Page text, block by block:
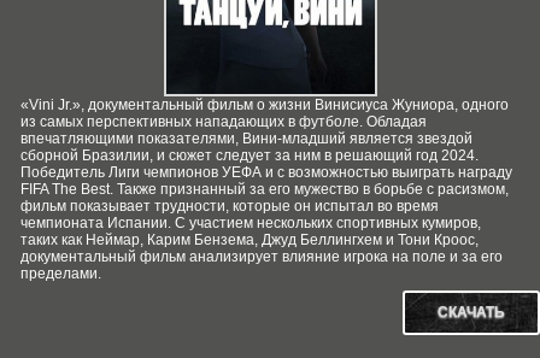
«Vini Jr.», документальный фильм о жизни Винисиуса Жуниора, одного
из самых перспективных нападающих в футболе. Обладая
впечатляющими показателями, Вини-младший является звездой
сборной Бразилии, и сюжет следует за ним в решающий год 2024.
Победитель Лиги чемпионов УЕФА и с возможностью выиграть награду
FIFA The Best. Также признанный за его мужество в борьбе с расизмом,
фильм показывает трудности, которые он испытал во время
чемпионата Испании. С участием нескольких спортивных кумиров,
таких как Неймар, Карим Бензема, Джуд Беллингхем и Тони Кроос,
документальный фильм анализирует влияние игрока на поле и за его
пределами.
СКАЧАТЬ